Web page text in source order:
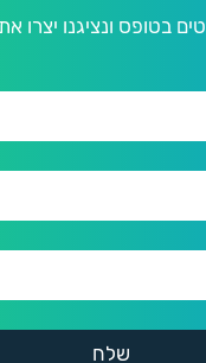
בטופס ונציגנו יצרו